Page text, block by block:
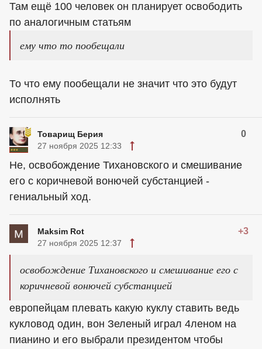
Там ещё 100 человек он планирует освободить
по аналогичным статьям
ему что то пообещали
То что ему пообещали не значит что это будут
исполнять
Товарищ Берия 0
27 ноября 2025 12:33
Не, освобождение Тихановского и смешивание
его с коричневой вонючей субстанцией -
гениальный ход.
Maksim Rot +3
27 ноября 2025 12:37
освобождение Тихановского и смешивание его с
коричневой вонючей субстанцией
европейцам плевать какую куклу ставить ведь
кукловод один, вон Зеленый играл 4леном на
пианино и его выбрали президентом чтобы